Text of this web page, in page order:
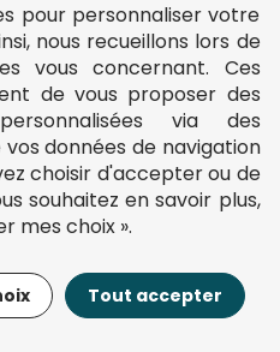
Ajouter au panier
/ gratuit à partir de 45 €.
pour acheter des puzzles de
bon prix.
2011 - 2026
pour personnaliser votre
nous recueillons lors de
vous concernant. Ces
de vous proposer des
via des
données de navigation
choisir d'accepter ou de
souhaitez en savoir plus,
mes choix ».
Tout accepter